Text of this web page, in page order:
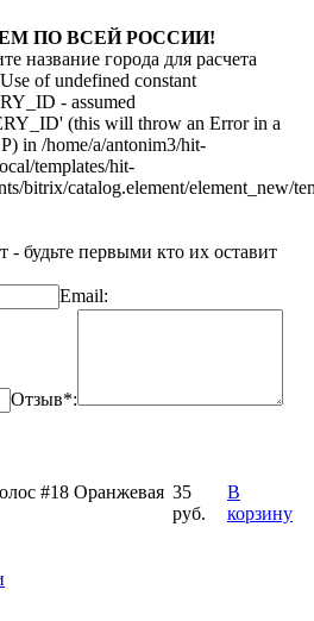
ПО ВСЕЙ РОССИИ!
название города для расчета
of undefined constant
- assumed
(this will throw an Error in a
in /home/a/antonim3/hit-
templates/hit-
bitrix/catalog.element/element_new/
- будьте первыми кто их оставит
Email:
Отзыв*:
#18 Оранжевая 35
руб.
В
корзину